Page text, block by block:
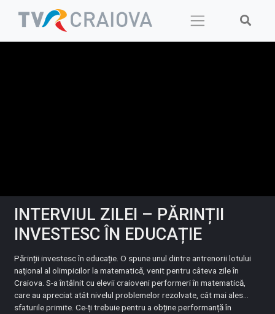
INTERVIUL ZILEI – PĂRINȚII
INVESTESC ÎN EDUCAȚIE
Părinții investesc în educație. O spune unul dintre antrenorii lotului
naţional al olimpicilor la matematică, venit pentru câteva zile în
Craiova. S-a întâlnit cu elevii craioveni performeri în matematică,
care au apreciat atât nivelul problemelor rezolvate, cât mai ales…
sfaturile primite. Ce-ți trebuie pentru a obține performanță în